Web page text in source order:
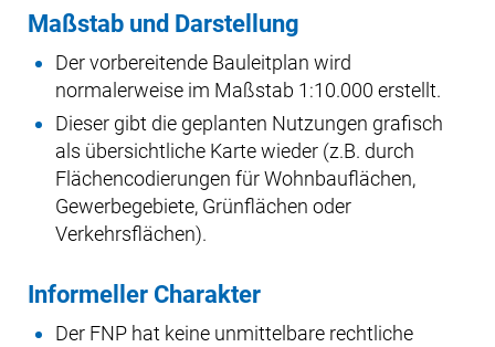
Maßstab und Darstellung
Der vorbereitende Bauleitplan wird
normalerweise im Maßstab 1:10.000 erstellt.
Dieser gibt die geplanten Nutzungen grafisch
als übersichtliche Karte wieder (z.B. durch
Flächencodierungen für Wohnbauflächen,
Gewerbegebiete, Grünflächen oder
Verkehrsflächen).
Informeller Charakter
Der FNP hat keine unmittelbare rechtliche